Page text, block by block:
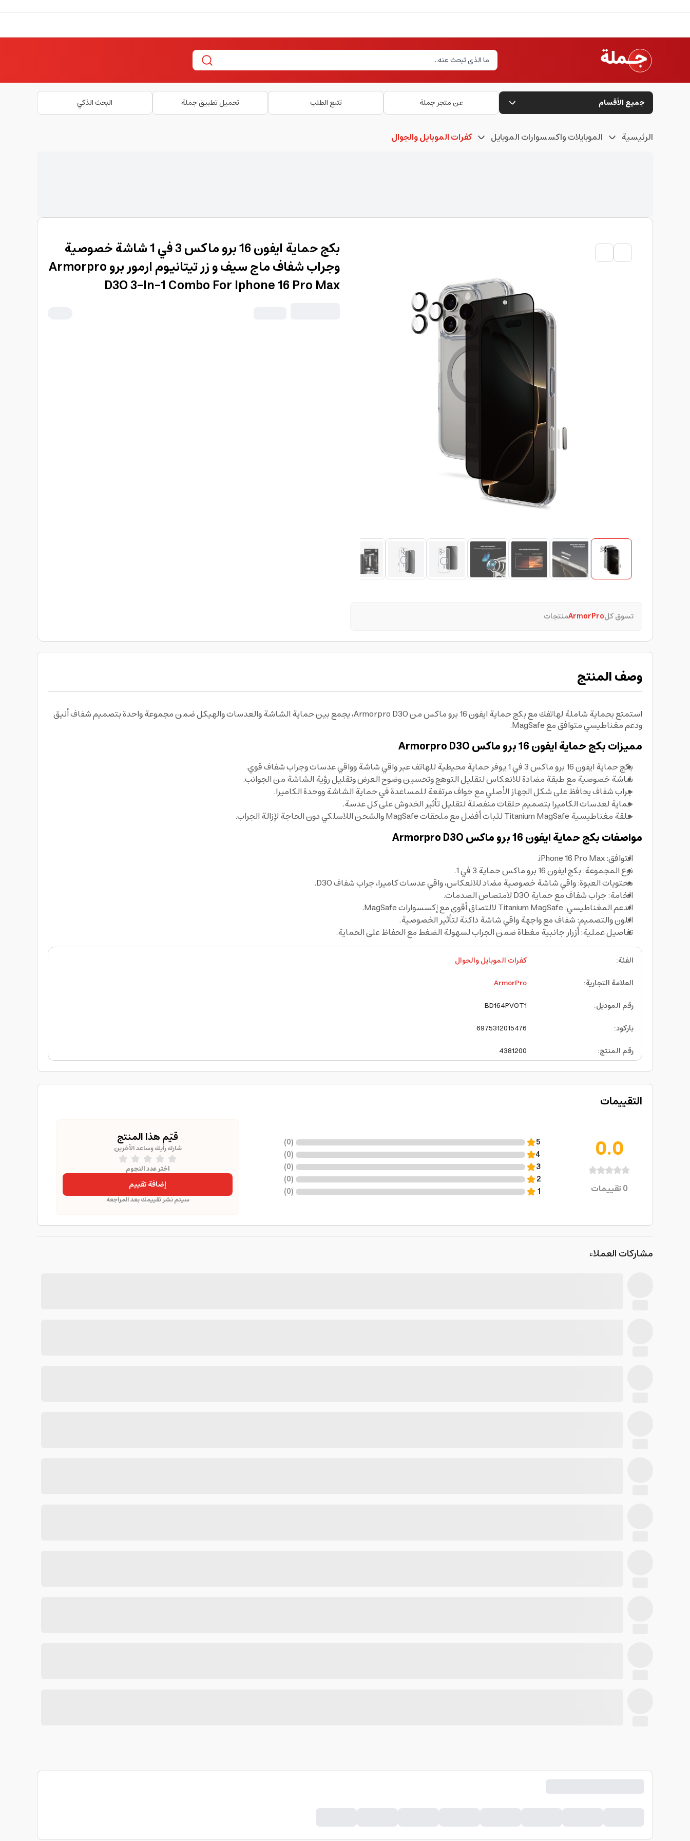
جميع الأقسام عن متجر جملة تتبع الطلب تحميل تطبيق جملة البحث الذكي
الرئيسية الموبايلات واكسسوارات الموبايل كفرات الموبايل والجوال
تسوق كلArmorProمنتجات
بكج حماية ايفون 16 برو ماكس 3 في 1 شاشة خصوصية
وجراب شفاف ماج سيف و زر تيتانيوم ارمور برو Armorpro
D3O 3-In-1 Combo For Iphone 16 Pro Max
وصف المنتج
استمتع بحماية شاملة لهاتفك مع بكج حماية ايفون 16 برو ماكس من Armorpro D3O، يجمع بين حماية الشاشة والعدسات والهيكل ضمن مجموعة واحدة بتصميم شفاف أنيق
ودعم مغناطيسي متوافق مع MagSafe.
مميزات بكج حماية ايفون 16 برو ماكس Armorpro D3O
بكج حماية ايفون 16 برو ماكس 3 في 1 يوفر حماية محيطية للهاتف عبر واقي شاشة وواقي عدسات وجراب شفاف قوي.
شاشة خصوصية مع طبقة مضادة للانعكاس لتقليل التوهج وتحسين وضوح العرض وتقليل رؤية الشاشة من الجوانب.
جراب شفاف يحافظ على شكل الجهاز الأصلي مع حواف مرتفعة للمساعدة في حماية الشاشة ووحدة الكاميرا.
حماية لعدسات الكاميرا بتصميم حلقات منفصلة لتقليل تأثير الخدوش على كل عدسة.
حلقة مغناطيسية Titanium MagSafe لثبات أفضل مع ملحقات MagSafe والشحن اللاسلكي دون الحاجة لإزالة الجراب.
مواصفات بكج حماية ايفون 16 برو ماكس Armorpro D3O
التوافق: iPhone 16 Pro Max.
نوع المجموعة: بكج ايفون 16 برو ماكس حماية 3 في 1.
محتويات العبوة: واقي شاشة خصوصية مضاد للانعكاس، واقي عدسات كاميرا، جراب شفاف D3O.
الخامة: جراب شفاف مع حماية D3O لامتصاص الصدمات.
الدعم المغناطيسي: Titanium MagSafe لالتصاق أقوى مع إكسسوارات MagSafe.
اللون والتصميم: شفاف مع واجهة واقي شاشة داكنة لتأثير الخصوصية.
تفاصيل عملية: أزرار جانبية مغطاة ضمن الجراب لسهولة الضغط مع الحفاظ على الحماية.
الفئة:
كفرات الموبايل والجوال
العلامة التجارية:
ArmorPro
رقم الموديل:
BD164PVOT1
باركود:
6975312015476
رقم المنتج:
4381200
التقييمات
0.0
0تقييمات
5
(
0
)
4
(
0
)
3
(
0
)
2
(
0
)
1
(
0
)
قيّم هذا المنتج
شارك رأيك وساعد الآخرين
اختر عدد النجوم
إضافة تقييم
سيتم نشر تقييمك بعد المراجعة
مشاركات العملاء